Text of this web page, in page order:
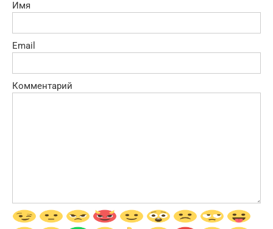
Имя
Email
Комментарий